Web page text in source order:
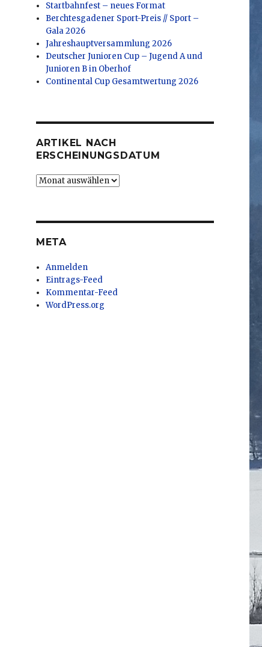
Startbahnfest – neues Format
Berchtesgadener Sport-Preis // Sport –
Gala 2026
Jahreshauptversammlung 2026
Deutscher Junioren Cup – Jugend A und
Junioren B in Oberhof
Continental Cup Gesamtwertung 2026
ARTIKEL NACH
ERSCHEINUNGSDATUM
Artikel
META
Anmelden
Eintrags-Feed
Kommentar-Feed
WordPress.org